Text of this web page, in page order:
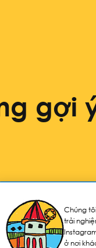
gợi
Chúng
trải
ở nơi